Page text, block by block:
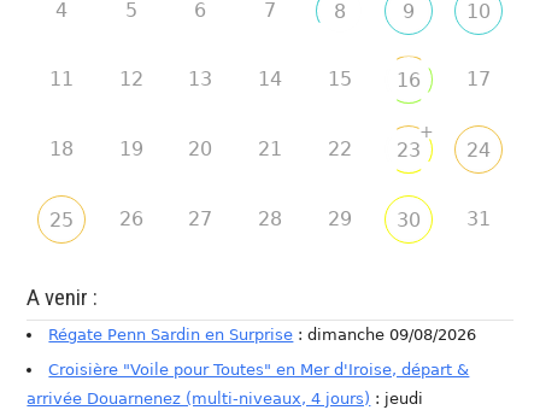
4 5 6 7 8 9 10
11 12 13 14 15 16 17
18 19 20 21 22 23
+
24
25 26 27 28 29 30 31
A venir :
Régate Penn Sardin en Surprise : dimanche 09/08/2026
Croisière "Voile pour Toutes" en Mer d'Iroise, départ &
arrivée Douarnenez (multi-niveaux, 4 jours) : jeudi